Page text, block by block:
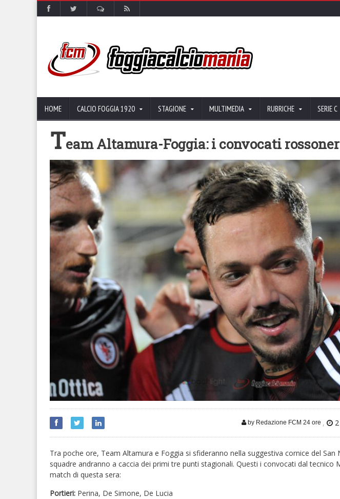
HOME CALCIO FOGGIA 1920 STAGIONE MULTIMEDIA RUBRICHE SERIE C
Team Altamura-Foggia: i convocati
by Redazione FCM 24 ore ,
Tra poche ore, Team Altamura e Foggia si sfideranno nella suggestiva cornice del San
squadre andranno a caccia dei primi tre punti stagionali. Questi i convocati dal tecnico
match di questa sera:
Portieri: Perina, De Simone, De Lucia